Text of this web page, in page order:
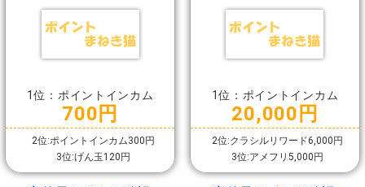
1位：ポイントインカム
700円
2位:ポイントインカム300円
3位:げん玉120円
1位：ポイントインカム
20,000円
2位:クラシルリワード6,000円
3位:アメフリ5,000円